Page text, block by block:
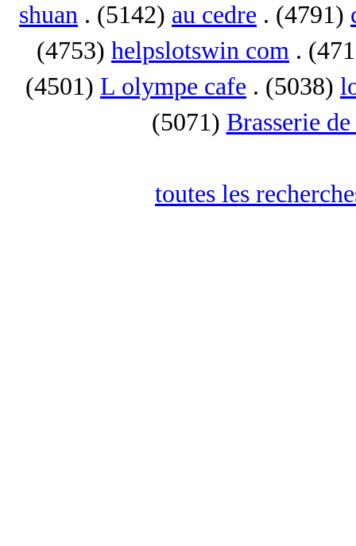
shuan . (5142) au cedre . (4791)
(4753) helpslotswin com .
(4501) L olympe cafe . (5038)
(5071) Brasserie
toutes les